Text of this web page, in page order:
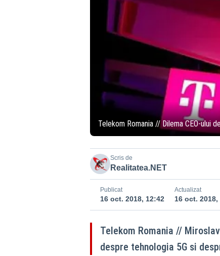
Telekom Romania // Dilema CEO-ului
Scris de
Realitatea.NET
Publicat
16 oct. 2018, 12:42
Actualizat
16 oct. 2018,
Telekom Romania //
despre tehnologia 5G si